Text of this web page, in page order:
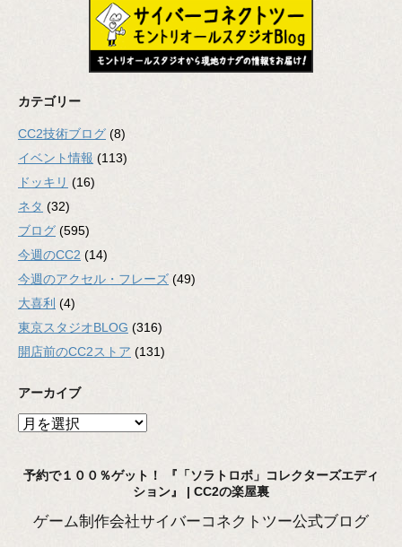
カテゴリー
CC2技術ブログ (8)
イベント情報 (113)
ドッキリ (16)
ネタ (32)
ブログ (595)
今週のCC2 (14)
今週のアクセル・フレーズ (49)
大喜利 (4)
東京スタジオBLOG (316)
開店前のCC2ストア (131)
アーカイブ
ア
イ
予約で１００％ゲット！ 『「ソラトロボ」コレクターズエディ
ション』 | CC2の楽屋裏
ゲーム制作会社サイバーコネクトツー公式ブログ